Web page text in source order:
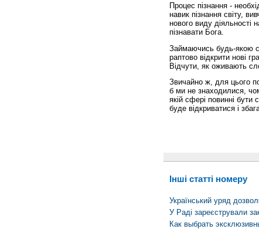
Процес пізнання -
навик пізнання світу,
нового виду діяльності
пізнавати Бога.
Займаючись будь-якою
раптово відкрити нові
Відчути, як оживають
Звичайно ж, для цього
б ми не знаходилися,
якій сфері повинні
буде відкриватися і
Інші статті номеру
Український уряд
У Раді зареєстрували
Как выбрать